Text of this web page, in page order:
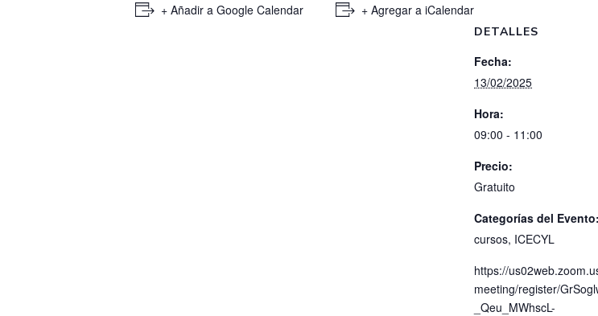
+ Añadir a Google Calendar + Agregar a iCalendar
DETALLES
Fecha:
13/02/2025
Hora:
09:00 - 11:00
Precio:
Gratuito
Categorías del Evento:
cursos, ICECYL
https://
meeting/register/
_Qeu_MWhscL-